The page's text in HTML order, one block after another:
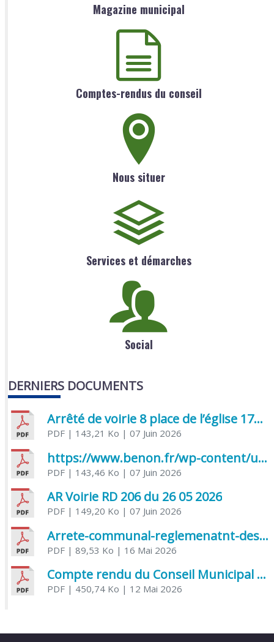
Magazine municipal
Comptes-rendus du conseil
Nous situer
Services et démarches
Social
DERNIERS DOCUMENTS
Arrêté de voirie 8 place de l’église 17170 Benon
PDF| 143,21 Ko | 07 Juin 2026
https://www.benon.fr/wp-content/uploads/2026/06/AR-Voirie-Chemin-de-Lafond-du-26-05-2026.pdf
PDF| 143,46 Ko | 07 Juin 2026
AR Voirie RD 206 du 26 05 2026
PDF| 149,20 Ko | 07 Juin 2026
Arrete-communal-reglemenatnt-des-bruits-de-voisinage-et-des-activites-bruyantes
PDF| 89,53 Ko | 16 Mai 2026
Compte rendu du Conseil Municipal du 06 mai 2026
PDF| 450,74 Ko | 12 Mai 2026